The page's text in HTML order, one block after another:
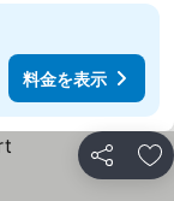
料金を表示
シェア お